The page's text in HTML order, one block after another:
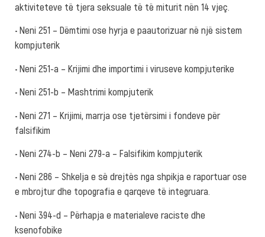
aktiviteteve të tjera seksuale të të miturit nën 14 vjeç.
• Neni 251 – Dëmtimi ose hyrja e paautorizuar në një sistem
kompjuterik
• Neni 251-a – Krijimi dhe importimi i viruseve kompjuterike
• Neni 251-b – Mashtrimi kompjuterik
• Neni 271 – Krijimi, marrja ose tjetërsimi i fondeve për
falsifikim
• Neni 274-b – Neni 279-a – Falsifikim kompjuterik
• Neni 286 – Shkelja e së drejtës nga shpikja e raportuar ose
e mbrojtur dhe topografia e qarqeve të integruara.
• Neni 394-d – Përhapja e materialeve raciste dhe
ksenofobike